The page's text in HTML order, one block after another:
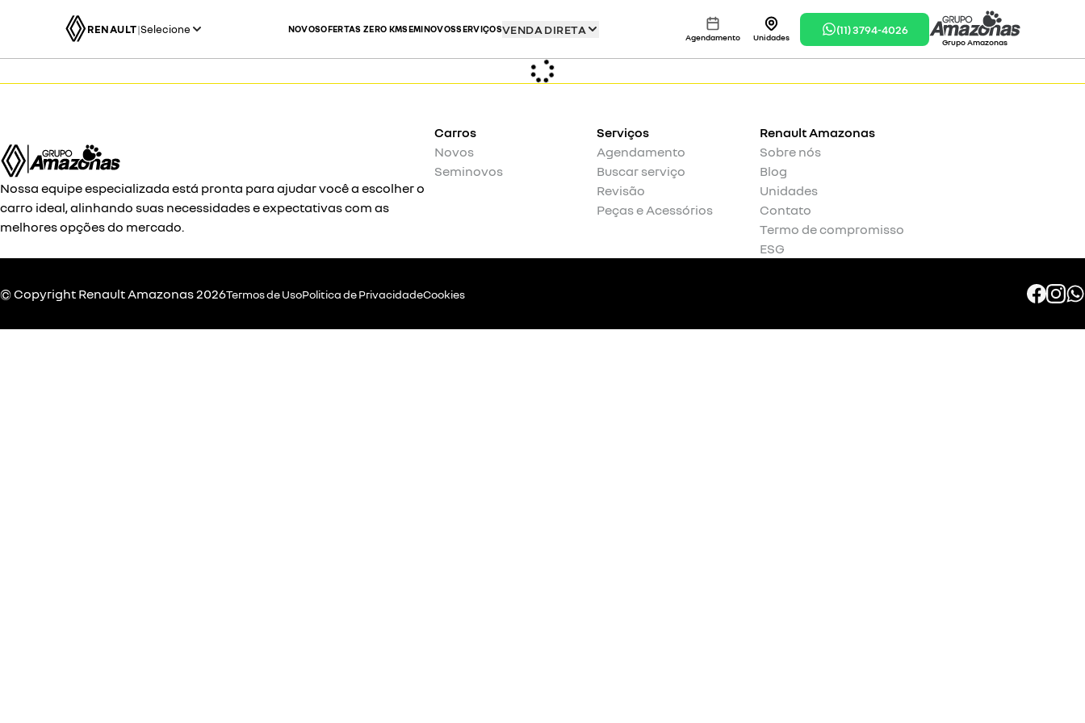
RENAULT|Selecione NOVOSOFERTAS ZERO KMSEMINOVOSSERVIÇOSVENDA DIRETA
Agendamento Unidades
(11) 3794-4026
Grupo Amazonas
Nossa equipe especializada está pronta para ajudar você a escolher o
carro ideal, alinhando suas necessidades e expectativas com as
melhores opções do mercado.
Carros
Novos
Seminovos
Serviços
Agendamento
Buscar serviço
Revisão
Peças e Acessórios
RenaultAmazonas
Sobre nós
Blog
Unidades
Contato
Termo de compromisso
ESG
© Copyright RenaultAmazonas 2026Termos de UsoPolitica de PrivacidadeCookies